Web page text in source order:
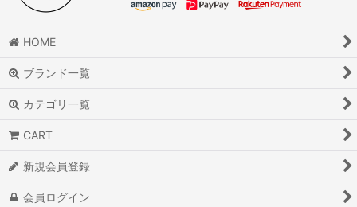
HOME
ブランド一覧
カテゴリ一覧
CART
新規会員登録
会員ログイン